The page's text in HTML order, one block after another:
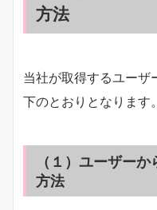
方法
当社が取得するユーザ
下のとおりとなります。
（１）ユーザー
方法